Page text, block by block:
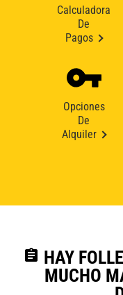
Calculadora
De
Pagos
Opciones
De
Alquiler
assignment HAY
MUCHO